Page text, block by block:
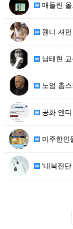
매들린
웬디 셔먼 차
남태현 교수
노엄 촘
공화 앤디
미주한인들
‘대북전단